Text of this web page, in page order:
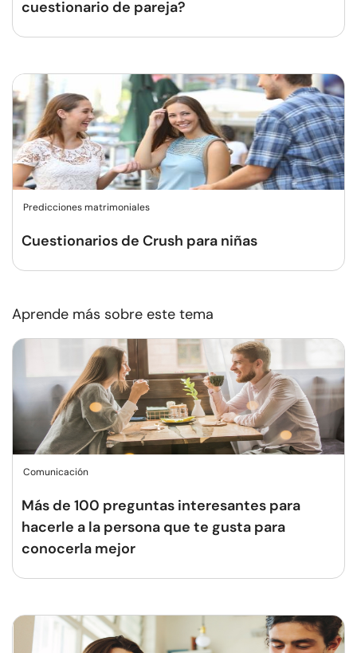
cuestionario de pareja?
Predicciones matrimoniales
Cuestionarios de Crush para niñas
Aprende más sobre este tema
Comunicación
Más de 100 preguntas interesantes para
hacerle a la persona que te gusta para
conocerla mejor